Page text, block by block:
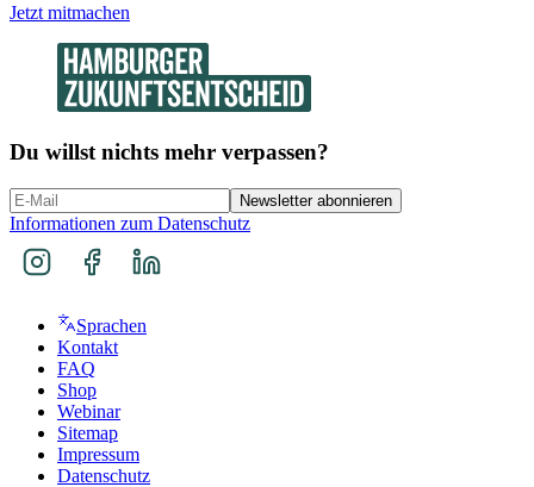
Jetzt mitmachen
Du willst nichts mehr verpassen?
Newsletter abonnieren
Informationen zum Datenschutz
Sprachen
Kontakt
FAQ
Shop
Webinar
Sitemap
Impressum
Datenschutz